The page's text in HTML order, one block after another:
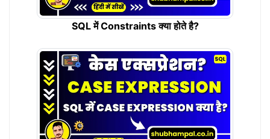
SQL में Constraints क्या होते है?